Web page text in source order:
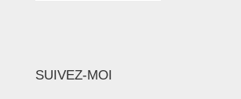
SUIVEZ-MOI